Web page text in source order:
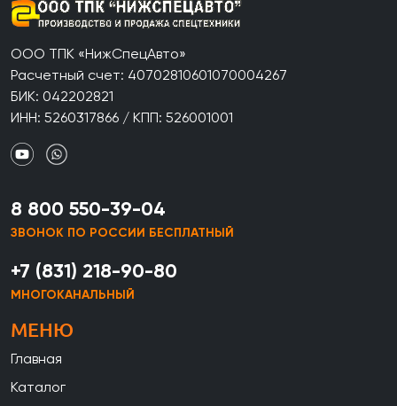
ООО ТПК «НижСпецАвто»
Расчетный счет: 40702810601070004267
БИК: 042202821
ИНН: 5260317866 / КПП: 526001001
8 800 550-39-04
ЗВОНОК ПО РОССИИ БЕСПЛАТНЫЙ
+7 (831) 218-90-80
МНОГОКАНАЛЬНЫЙ
МЕНЮ
Главная
Каталог